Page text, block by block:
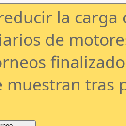
la
de
muestran tras